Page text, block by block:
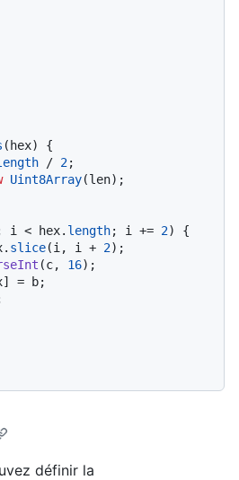
( hex) {
/ 2;
Uint8Array(len);
i < hex. length; i += 2) {
slice(i, i + 2);
(c, 16);
définir la